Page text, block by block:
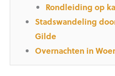
Rondleiding op
Stadswandeling
Gilde
Overnachten in